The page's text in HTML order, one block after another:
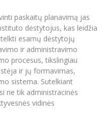
Sedžiongo institutas
studijų centras
institutas
studijų centras
paštas
universiteto
kėlimas
paskaitų planavimą jas
dėstytojus, kas leidžia
esamų dėstytojų
ir administravimo
procesus, tikslingiau
ir jų formavimas,
sistema. Sutelkiant
ne tik administracinės
vidinės